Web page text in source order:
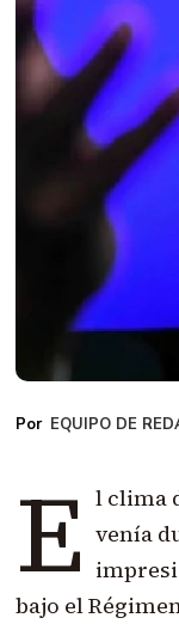
EQUIPO DE
E l clima
venía
bajo el